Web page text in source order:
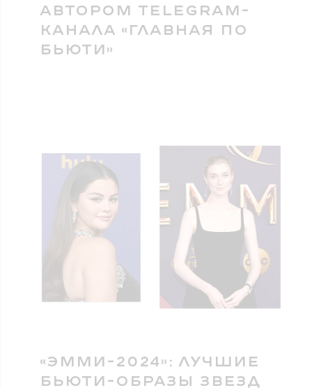
АВТОРОМ TELEGRAM-
КАНАЛА «ГЛАВНАЯ ПО
БЬЮТИ»
«ЭММИ-2024»: ЛУЧШИЕ
БЬЮТИ-ОБРАЗЫ ЗВЕЗД